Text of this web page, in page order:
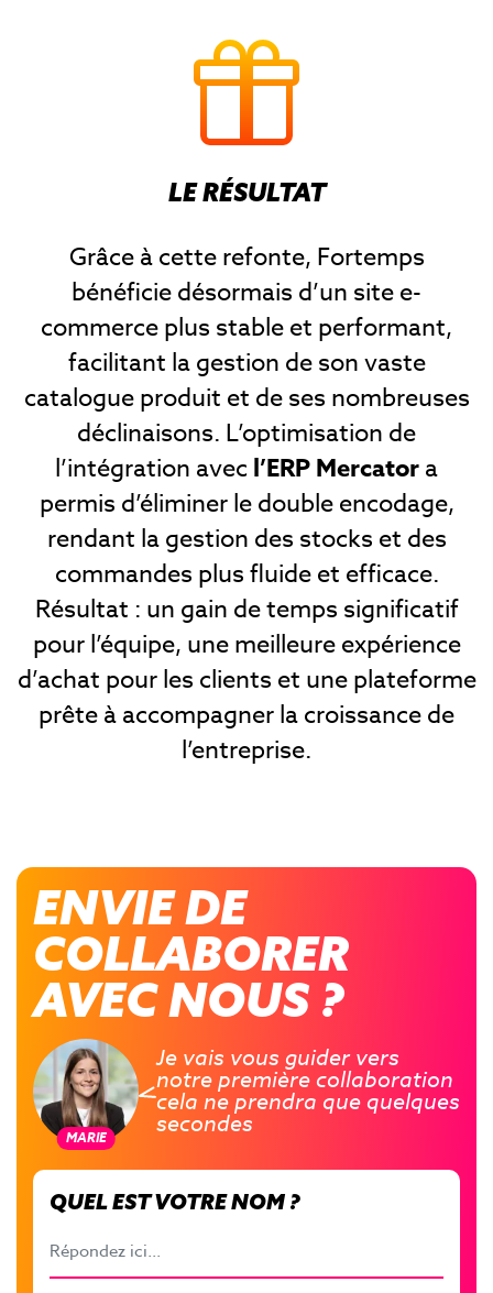
LE RÉSULTAT
Grâce à cette refonte, Fortemps
bénéficie désormais d’un site e-
commerce plus stable et performant,
facilitant la gestion de son vaste
catalogue produit et de ses nombreuses
déclinaisons. L’optimisation de
l’intégration avecl’ERP Mercatora
permis d’éliminer le double encodage,
rendant la gestion des stocks et des
commandes plus fluide et efficace.
Résultat : un gain de temps significatif
pour l’équipe, une meilleure expérience
d’achat pour les clients et une plateforme
prête à accompagner la croissance de
l’entreprise.
ENVIE DE
COLLABORER
AVEC NOUS ?
MARIE
Je vais vous guider vers
notrepremière collaboration
cela neprendra que quelques
secondes
QUEL EST VOTRE NOM ?